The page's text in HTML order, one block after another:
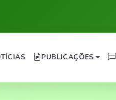
PUBLICAÇÕES